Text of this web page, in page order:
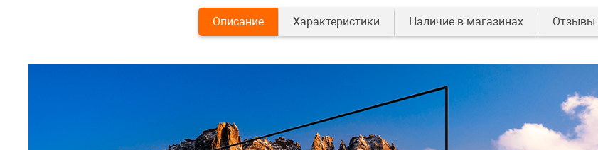
Описание Характеристики Наличие в магазинах Отзывы